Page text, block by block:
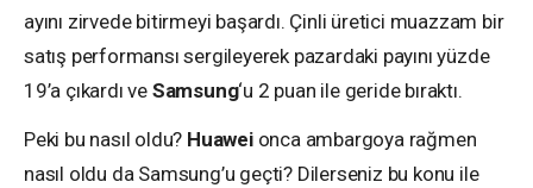
ayını zirvede bitirmeyi başardı. Çinli üretici muazzam bir
satış performansı sergileyerek pazardaki payını yüzde
19’a çıkardı ve Samsung‘u 2 puan ile geride bıraktı.
Peki bu nasıl oldu? Huaweionca ambargoya rağmen
nasıl oldu da Samsung’u geçti? Dilerseniz bu konu ile